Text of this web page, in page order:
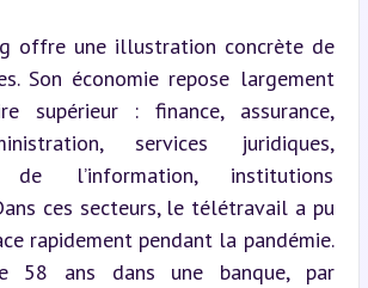
offre une illustration concrète de
Son économie repose largement
supérieur : finance, assurance,
services juridiques,
de l’information, institutions
ces secteurs, le télétravail a pu
rapidement pendant la pandémie.
58 ans dans une banque, par